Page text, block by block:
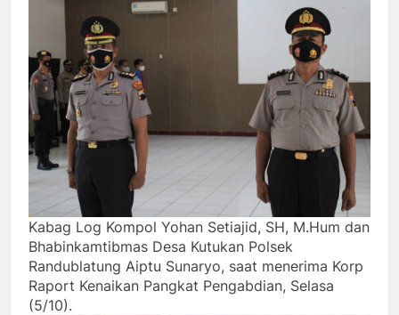
Kabag Log Kompol Yohan Setiajid, SH, M.Hum dan
Bhabinkamtibmas Desa Kutukan Polsek
Randublatung Aiptu Sunaryo, saat menerima Korp
Raport Kenaikan Pangkat Pengabdian, Selasa
(5/10).